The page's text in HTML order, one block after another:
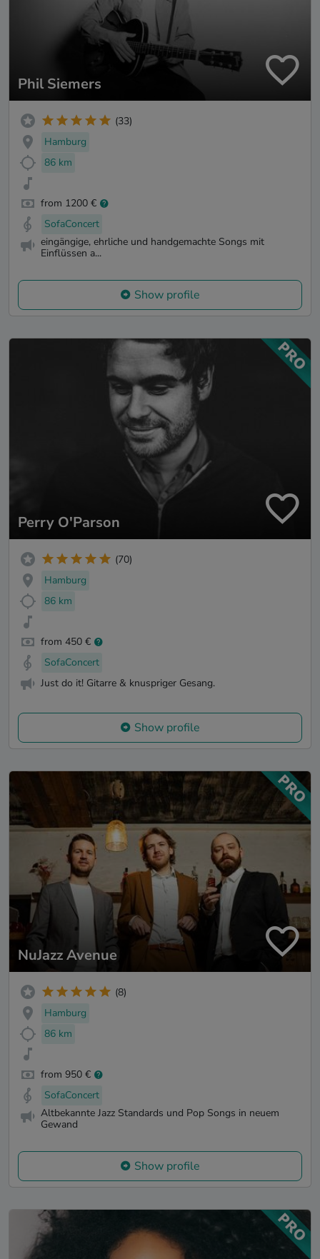
Phil Siemers
(33)
Hamburg
86 km
from 1200 €
SofaConcert
eingängige, ehrliche und handgemachte Songs mit
Einflüssen a...
Show profile
Perry O'Parson
(70)
Hamburg
86 km
from 450 €
SofaConcert
Just do it! Gitarre & knuspriger Gesang.
Show profile
NuJazz Avenue
(8)
Hamburg
86 km
from 950 €
SofaConcert
Altbekannte Jazz Standards und Pop Songs in neuem
Gewand
Show profile